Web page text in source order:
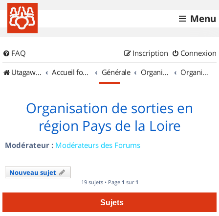
Menu
FAQ Connexion
Inscription
UtagawaVTT (Randos VTT et VTTAE avec traces GPS)
Accueil forum Générale Organisation de sorties & Recherche de partenaires Organisation de sorties en région Pays de la Loire
Organisation de sorties en
région Pays de la Loire
Modérateur : Modérateurs des Forums
Nouveau sujet
19 sujets • Page 1 sur 1
Sujets